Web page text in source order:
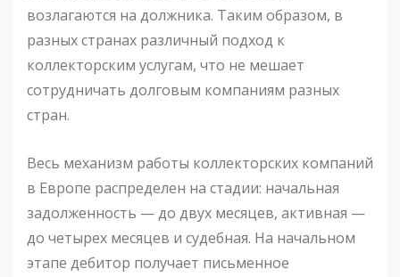
возлагаются на должника. Таким образом, в
разных странах различный подход к
коллекторским услугам, что не мешает
сотрудничать долговым компаниям разных
стран.
Весь механизм работы коллекторских компаний
в Европе распределен на стадии: начальная
задолженность — до двух месяцев, активная —
до четырех месяцев и судебная. На начальном
этапе дебитор получает письменное